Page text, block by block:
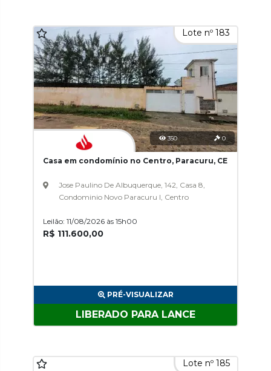
Lote nº 183
350 0
Casa em condomínio no Centro, Paracuru, CE
Jose Paulino De Albuquerque, 142, Casa 8,
Condominio Novo Paracuru I, Centro
Leilão: 11/08/2026 às 15h00
R$ 111.600,00
PRÉ-VISUALIZAR
LIBERADO PARA LANCE
Lote nº 185